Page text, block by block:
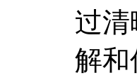
过
解和